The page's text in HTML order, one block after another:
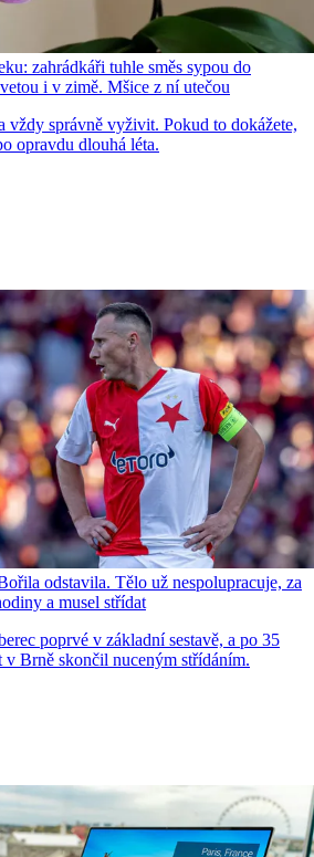
zahrádkáři tuhle směs sypou do
i v zimě. Mšice z ní utečou
vždy správně vyživit. Pokud to dokážete,
opravdu dlouhá léta.
odstavila. Tělo už nespolupracuje, za
a musel střídat
poprvé v základní sestavě, a po 35
v Brně skončil nuceným střídáním.